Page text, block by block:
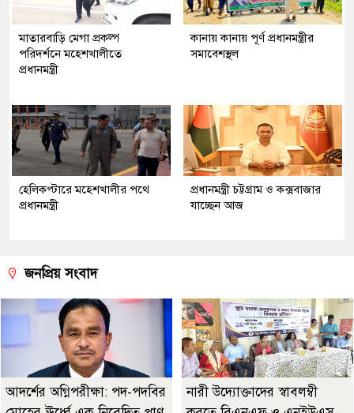
মাতারবাড়ি মেগা প্রকল্প
পরিদর্শনে মহেশখালীতে
প্রধানমন্ত্রী
কানায় কানায় পূর্ণ প্রধানমন্ত্রীর
সমাবেশস্থল
হেলিকপ্টারে মহেশখালীর পথে
প্রধানমন্ত্রী
প্রধানমন্ত্রী চট্টগ্রাম ও কক্সবাজার
যাচ্ছেন আজ
জনপ্রিয় সংবাদ
আদর্শের অগ্নিপরীক্ষা: পদ-পদবির
নারী উদ্যোক্তাদের স্বাবলম্বী